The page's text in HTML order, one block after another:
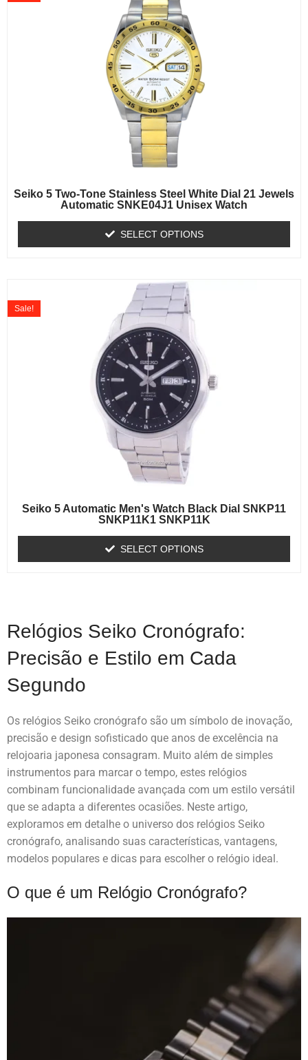
Seiko 5 Two-Tone Stainless Steel White Dial 21 Jewels
Automatic SNKE04J1 Unisex Watch
SELECT OPTIONS
Seiko 5 Automatic Men's Watch Black Dial SNKP11
SNKP11K1 SNKP11K
Sale!
SELECT OPTIONS
Relógios Seiko Cronógrafo:
Precisão e Estilo em Cada
Segundo
Os relógios Seiko cronógrafo são um símbolo de inovação,
precisão e design sofisticado que anos de excelência na
relojoaria japonesa consagram. Muito além de simples
instrumentos para marcar o tempo, estes relógios
combinam funcionalidade avançada com um estilo versátil
que se adapta a diferentes ocasiões. Neste artigo,
exploramos em detalhe o universo dos relógios Seiko
cronógrafo, analisando suas características, vantagens,
modelos populares e dicas para escolher o relógio ideal.
O que é um Relógio Cronógrafo?